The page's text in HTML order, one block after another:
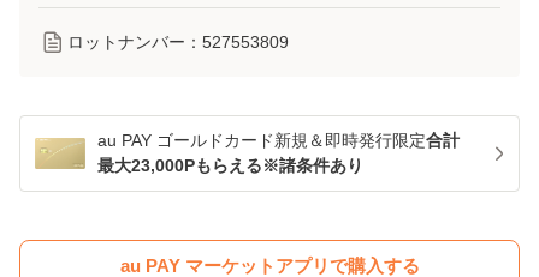
ロットナンバー： 527553809
au PAY ゴールドカード新規＆即時発行限定合計
最大23,000Pもらえる※諸条件あり
au PAY マーケットアプリで購入する